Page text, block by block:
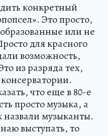
конкретный
Это просто,
или не
для красного
возможность,
из разряда тех,
что еще в 80-е
просто музыка, а
назвали музыканты.
выступать, то